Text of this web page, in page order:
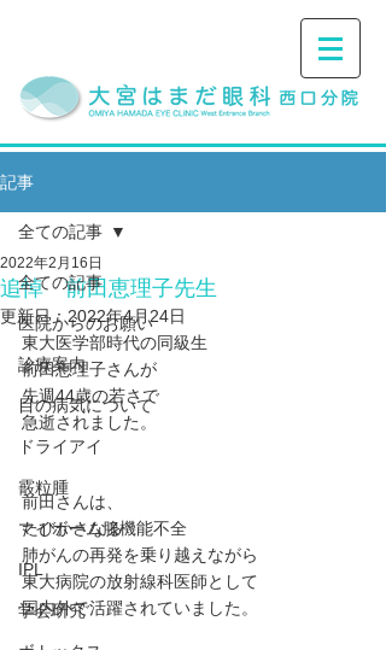
記事
全ての記事
医院からのお願い
診療案内
目の病気について
ドライアイ
霰粒腫
マイボーム腺機能不全
IPL
学会研究
全ての記事
追悼 前田恵理子先生
2022年2月16日
更新日：2022年4月24日
東大医学部時代の同級生
前田恵理子さんが
先週44歳の若さで
急逝されました。
前田さんは、
たびかさなる
肺がんの再発を乗り越えながら
東大病院の放射線科医師として
国内外で活躍されていました。